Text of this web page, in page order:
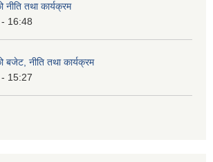
तथा कार्यक्रम
16:48
नीति तथा कार्यक्रम
15:27